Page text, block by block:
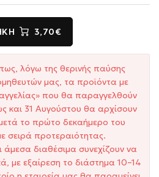
3,70€
λόγω της θερινής παύσης
μας, τα προϊόντα με
που θα παραγγελθούν
και 31 Αυγούστου θα αρχίσουν
το πρώτο δεκαήμερο του
σειρά προτεραιότητας.
άμεσα διαθέσιμα συνεχίζουν να
με εξαίρεση το διάστημα 10–14